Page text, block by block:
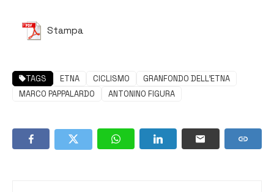
Stampa
TAGS ETNA CICLISMO
GRANFONDO DELL'ETNA
MARCO PAPPALARDO
ANTONINO FIGURA